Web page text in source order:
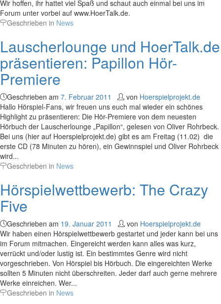
Wir hoffen, ihr hattet viel Spaß und schaut auch einmal bei uns im
Forum unter vorbei auf www.HoerTalk.de.
Geschrieben in News
Lauscherlounge und HoerTalk.de
präsentieren: Papillon Hör-
Premiere
Geschrieben am 7. Februar 2011 von Hoerspielprojekt.de
Hallo Hörspiel-Fans, wir freuen uns euch mal wieder ein schönes
Highlight zu präsentieren: Die Hör-Premiere von dem neuesten
Hörbuch der Lauscherlounge „Papillon“, gelesen von Oliver Rohrbeck.
Bei uns (hier auf Hoerspielprojekt.de) gibt es am Freitag (11.02) die
erste CD (78 Minuten zu hören), ein Gewinnspiel und Oliver Rohrbeck
wird...
Geschrieben in News
Hörspielwettbewerb: The Crazy
Five
Geschrieben am 19. Januar 2011 von Hoerspielprojekt.de
Wir haben einen Hörspielwettbewerb gestartet und jeder kann bei uns
im Forum mitmachen. Eingereicht werden kann alles was kurz,
verrückt und/oder lustig ist. Ein bestimmtes Genre wird nicht
vorgeschrieben. Von Hörspiel bis Hörbuch. Die eingereichten Werke
sollten 5 Minuten nicht überschreiten. Jeder darf auch gerne mehrere
Werke einreichen. Wer...
Geschrieben in News